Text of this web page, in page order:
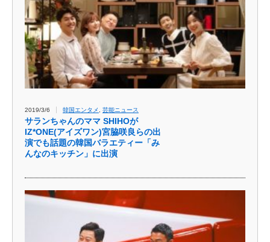
2019/3/6 韓国エンタメ 芸能ニュース
サランちゃんのママ SHIHOが
IZ*ONE(アイズワン)宮脇咲良らの出
演でも話題の韓国バラエティー「み
んなのキッチン」に出演